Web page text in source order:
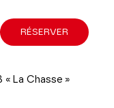
RÉSERVER
La Chasse »